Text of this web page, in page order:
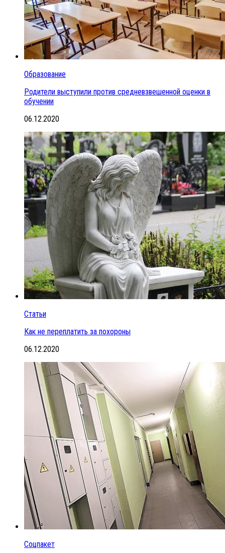
Образование
Родители выступили против средневзвешенной оценки в
обучении
06.12.2020
Статьи
Как не переплатить за похороны
06.12.2020
Соцпакет